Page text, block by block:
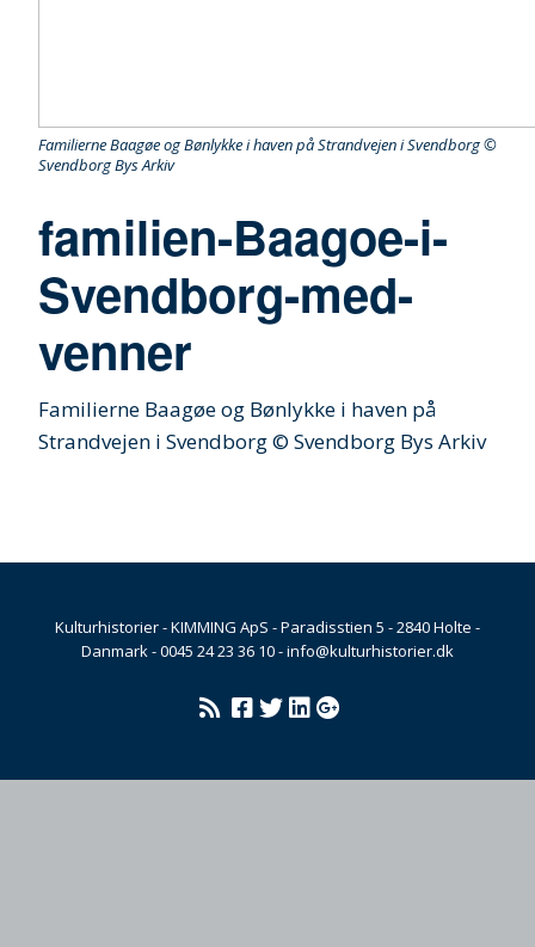
Familierne Baagøe og Bønlykke i haven på Strandvejen i Svendborg ©
Svendborg Bys Arkiv
familien-Baagoe-i-
Svendborg-med-
venner
Familierne Baagøe og Bønlykke i haven på
Strandvejen i Svendborg © Svendborg Bys Arkiv
Kulturhistorier - KIMMING ApS - Paradisstien 5 - 2840 Holte -
Danmark - 0045 24 23 36 10 - info@kulturhistorier.dk